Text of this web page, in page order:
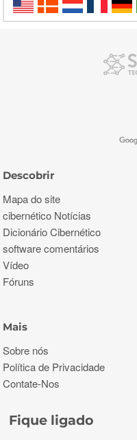
Descobrir
Mapa do site
cibernético Notícias
Dicionário Cibernético
software comentários
Vídeo
Fóruns
Mais
Sobre nós
Política de Privacidade
Contate-Nos
Fique ligado